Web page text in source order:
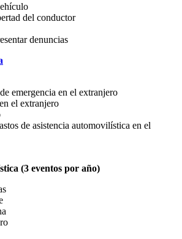
del conductor
denuncias
emergencia en el extranjero
el extranjero
de asistencia automovilística en el
(3 eventos por año)